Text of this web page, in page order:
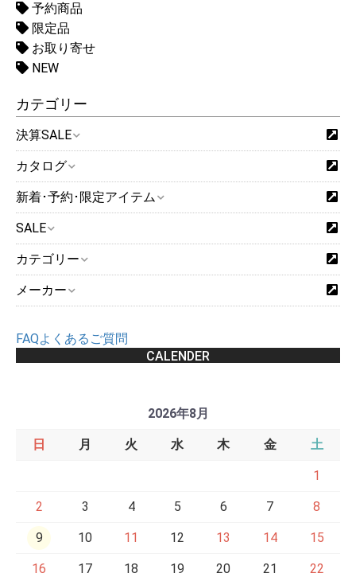
予約商品
限定品
お取り寄せ
NEW
カテゴリー
決算SALE
カタログ
新着･予約･限定アイテム
SALE
カテゴリー
メーカー
FAQよくあるご質問
CALENDER
2026年8月
日 月 火 水 木 金 土
1
2 3 4 5 6 7 8
9 10 11 12 13 14 15
16 17 18 19 20 21 22